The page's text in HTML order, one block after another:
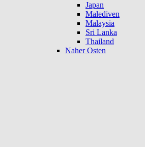
Japan
Malediven
Malaysia
Sri Lanka
Thailand
Naher Osten